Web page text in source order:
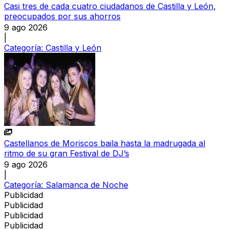
Casi tres de cada cuatro ciudadanos de Castilla y León,
preocupados por sus ahorros
9 ago 2026
Categoría: Castilla y León
Castellanos de Moriscos baila hasta la madrugada al
ritmo de su gran Festival de DJ’s
9 ago 2026
Categoría: Salamanca de Noche
Publicidad
Publicidad
Publicidad
Publicidad